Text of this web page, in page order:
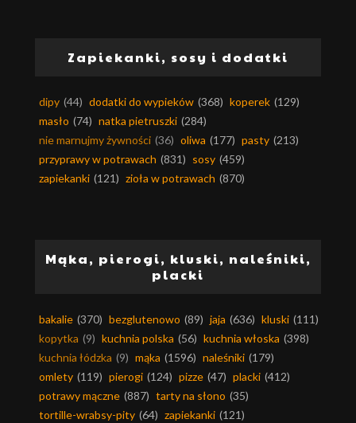
Zapiekanki, sosy i dodatki
dipy (44) dodatki do wypieków (368) koperek (129)
masło (74) natka pietruszki (284)
nie marnujmy żywności (36) oliwa (177) pasty (213)
przyprawy w potrawach (831) sosy (459)
zapiekanki (121) zioła w potrawach (870)
Mąka, pierogi, kluski, naleśniki,
placki
bakalie (370) bezglutenowo (89) jaja (636) kluski (111)
kopytka (9) kuchnia polska (56) kuchnia włoska (398)
kuchnia łódzka (9) mąka (1596) naleśniki (179)
omlety (119) pierogi (124) pizze (47) placki (412)
potrawy mączne (887) tarty na słono (35)
tortille-wrabsy-pity (64) zapiekanki (121)